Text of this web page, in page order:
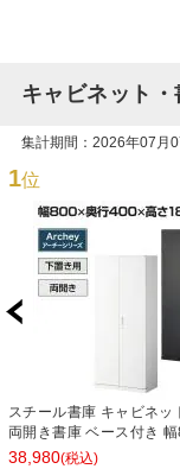
キャビネット
集計期間：2026年07月
1位
スチール書庫 キャビネッ
両開き書庫 ベース付き
400×高さ1850mm
38,980(税込)